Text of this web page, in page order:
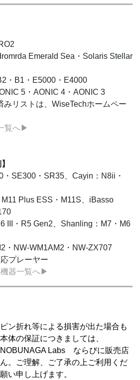
Emerald Sea・Solaris Stellar
・B1・E5000・E4000
5・AONIC 4・AONIC 3
リストは、WiseTechホームペー
覧へ▶
SE300・SR35、Cayin：N8ii・
Plus ESS・M11S、iBasso
III・R5 Gen2、Shanling：M7・M6
・NW-WM1AM2・NW-ZX707
プレーヤー
器一覧へ▶
ン折れ等による損害が出た場合も
体の保証につきましては、
NOBUNAGA Labs ならびに販売店
。ご理解、ご了承の上ご利用くだ
い申し上げます。